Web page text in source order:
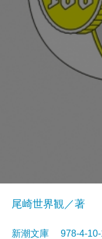
尾崎世界観／著
新潮文庫 978-4-